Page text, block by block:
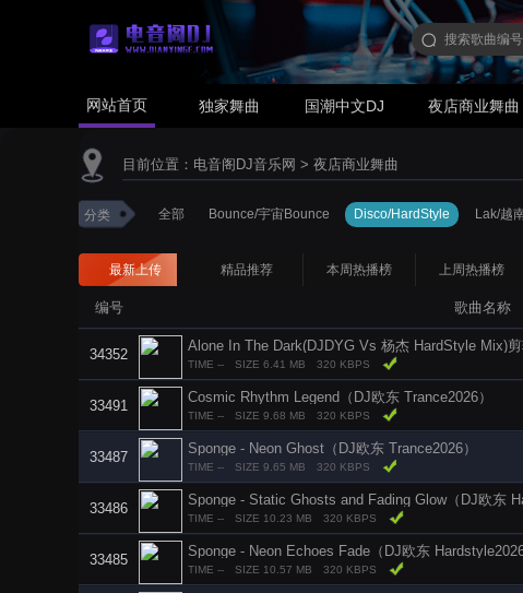
网站首页 独家舞曲 国潮中文DJ 夜店商业舞曲
目前位置： 电音阁DJ音乐网 > 夜店商业舞曲
分类 全部 Bounce/宇宙Bounce Disco/HardStyle Lak/越
最新上传 精品推荐 本周热播榜 上周热播榜
编号 歌曲名称
34352
Alone In The Dark(DJDYG Vs 杨杰 HardStyle Mix)
TIME -- SIZE 6.41 MB 320 KBPS
33491
Cosmic Rhythm Legend（DJ欧东 Trance2026）
TIME -- SIZE 9.68 MB 320 KBPS
33487
Sponge - Neon Ghost（DJ欧东 Trance2026）
TIME -- SIZE 9.65 MB 320 KBPS
33486
Sponge - Static Ghosts and Fading Glow（DJ欧东
TIME -- SIZE 10.23 MB 320 KBPS
33485
Sponge - Neon Echoes Fade（DJ欧东 Hardstyle2026
TIME -- SIZE 10.57 MB 320 KBPS